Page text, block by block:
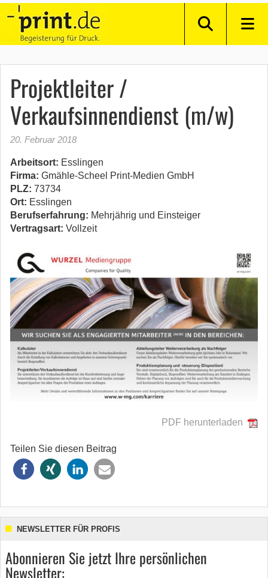
Projektleiter /
Verkaufsinnendienst (m/w)
20. Februar 2018
Arbeitsort: Esslingen
Firma: Gmähle-Scheel Print-Medien GmbH
PLZ: 73734
Ort: Esslingen
Berufserfahrung: Mehrjährig und Einsteiger
Vertragsart: Vollzeit
PDF herunterladen
Teilen Sie diesen Beitrag
NEWSLETTER FÜR PROFIS
Abonnieren Sie jetzt Ihre persönlichen
Newsletter: